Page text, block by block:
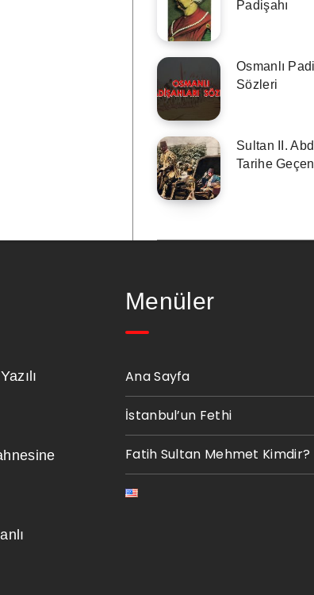
Padişahı
Osmanlı
Sözleri
Sultan II.
Tarihe
Menüler
Ana Sayfa
İstanbul’un Fethi
Fatih Sultan Mehmet Kimdir?